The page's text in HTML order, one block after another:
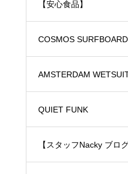
【安心食品】
COSMOS
ード）
AMSTERDAM
ェットスーツ）
QUIET FUNK
【スタッフNacky ブログ